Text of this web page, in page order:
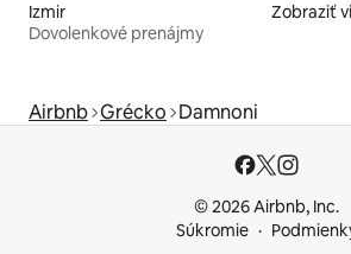
Izmir
Dovolenkové prenájmy
Zobraziť
Airbnb Grécko Damnoni
© 2026 Airbnb, Inc.
Súkromie